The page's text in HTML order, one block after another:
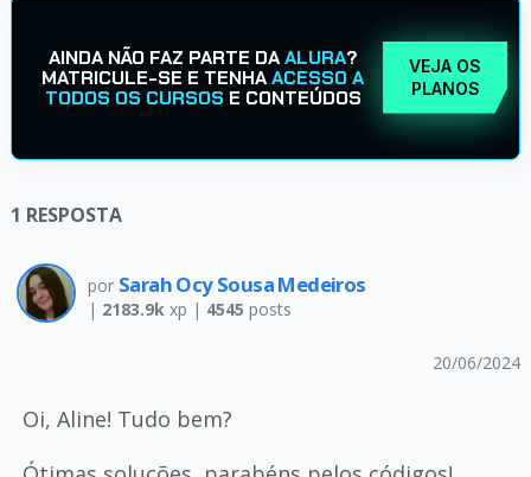
AINDA NÃO FAZ PARTE DAALURA?
MATRICULE-SE E TENHAACESSO A
TODOS OS CURSOS E CONTEÚDOS
VEJA OS
PLANOS
1 RESPOSTA
por Sarah Ocy Sousa Medeiros
| 2183.9kxp | 4545 posts
20/06/2024
Oi, Aline! Tudo bem?